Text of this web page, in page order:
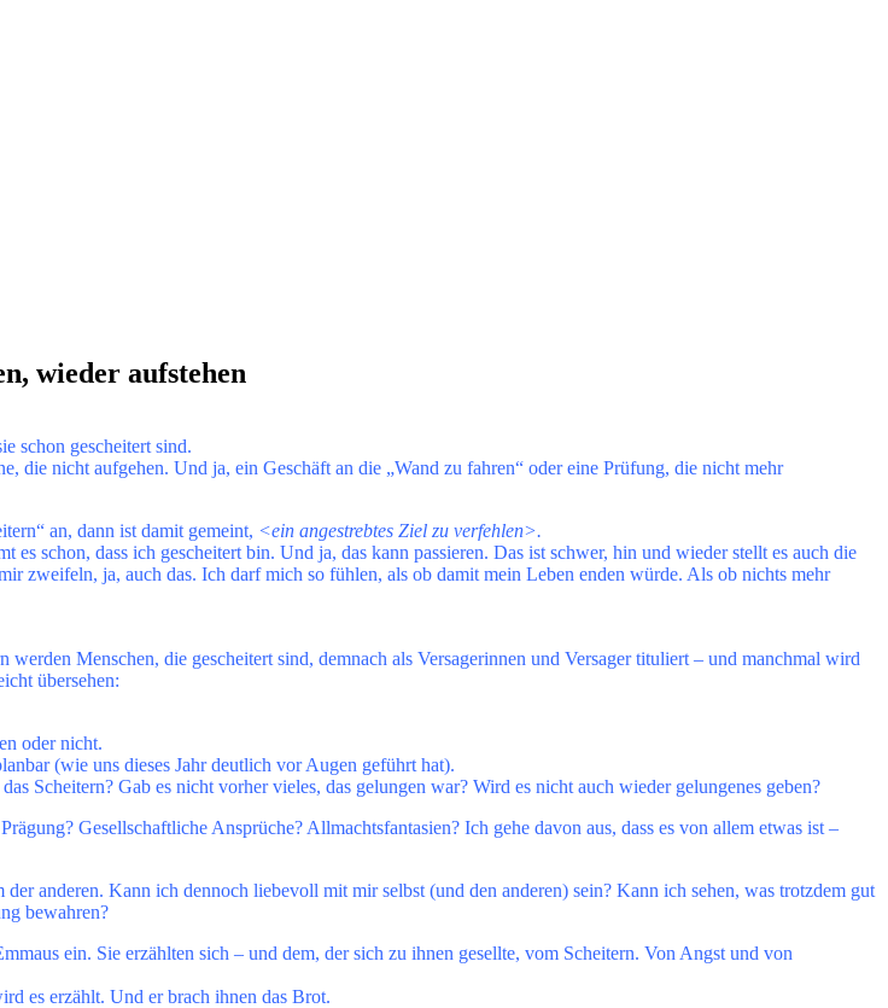
wieder aufstehen
schon gescheitert sind.
die nicht aufgehen. Und ja, ein Geschäft an die „Wand zu fahren“ oder eine Prüfung, die nicht mehr
an, dann ist damit gemeint, <ein angestrebtes Ziel zu verfehlen>.
schon, dass ich gescheitert bin. Und ja, das kann passieren. Das ist schwer, hin und wieder stellt es auch die
zweifeln, ja, auch das. Ich darf mich so fühlen, als ob damit mein Leben enden würde. Als ob nichts mehr
Menschen, die gescheitert sind, demnach als Versagerinnen und Versager tituliert – und manchmal wird
übersehen:
oder nicht.
(wie uns dieses Jahr deutlich vor Augen geführt hat).
Scheitern? Gab es nicht vorher vieles, das gelungen war? Wird es nicht auch wieder gelungenes geben?
Gesellschaftliche Ansprüche? Allmachtsfantasien? Ich gehe davon aus, dass es von allem etwas ist –
anderen. Kann ich dennoch liebevoll mit mir selbst (und den anderen) sein? Kann ich sehen, was trotzdem gut
bewahren?
ein. Sie erzählten sich – und dem, der sich zu ihnen gesellte, vom Scheitern. Von Angst und von
es erzählt. Und er brach ihnen das Brot.